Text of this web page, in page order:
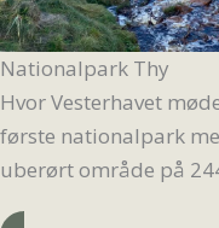
Nationalpark Thy
Hvor Vesterhavet
første nationalpark
uberørt område på